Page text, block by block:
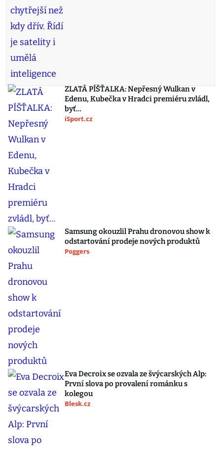
ZLATÁ PÍŠŤALKA: Nepřesný Wulkan v
Edenu, Kubečka v Hradci premiéru zvládl,
byť…
iSport.cz
Samsung okouzlil Prahu dronovou show k
odstartování prodeje nových produktů
Poggers
Eva Decroix se ozvala ze švýcarských Alp:
První slova po provalení románku s
kolegou
Blesk.cz